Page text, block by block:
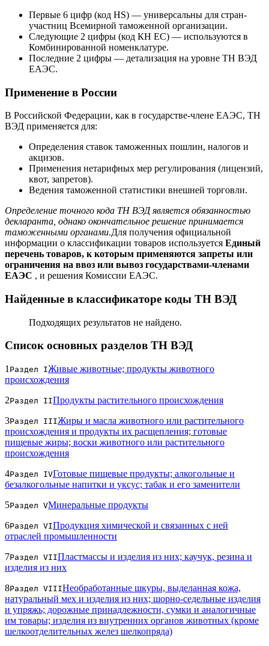
Первые 6 цифр (код HS) — универсальны для стран-
участниц Всемирной таможенной организации.
Следующие 2 цифры (код КН ЕС) — используются в
Комбинированной номенклатуре.
Последние 2 цифры — детализация на уровне ТН ВЭД
ЕАЭС.
Применение в России
В Российской Федерации, как в государстве-члене ЕАЭС, ТН
ВЭД применяется для:
Определения ставок таможенных пошлин, налогов и
акцизов.
Применения нетарифных мер регулирования (лицензий,
квот, запретов).
Ведения таможенной статистики внешней торговли.
Определение точного кода ТН ВЭД является обязанностью
декларанта, однако окончательное решение принимается
таможенными органами.Для получения официальной
информации о классификации товаров используется Единый
перечень товаров, к которым применяются запреты или
ограничения на ввоз или вывоз государствами-членами
ЕАЭС , и решения Комиссии ЕАЭС.
Найденные в классификаторе коды ТН ВЭД
Подходящих результатов не найдено.
Список основных разделов ТН ВЭД
1 Раздел IЖивые животные; продукты животного
происхождения
2Раздел IIПродукты растительного происхождения
3Раздел IIIЖиры и масла животного или растительного
происхождения и продукты их расщепления; готовые
пищевые жиры; воски животного или растительного
происхождения
4Раздел IVГотовые пищевые продукты; алкогольные и
безалкогольные напитки и уксус; табак и его заменители
5Раздел VМинеральные продукты
6Раздел VIПродукция химической и связанных с ней
отраслей промышленности
7Раздел VIIПластмассы и изделия из них; каучук, резина и
изделия из них
8Раздел VIIIНеобработанные шкуры, выделанная кожа,
натуральный мех и изделия из них; шорно-седельные изделия
и упряжь; дорожные принадлежности, сумки и аналогичные
им товары; изделия из внутренних органов животных (кроме
шелкоотделительных желез шелкопряда)